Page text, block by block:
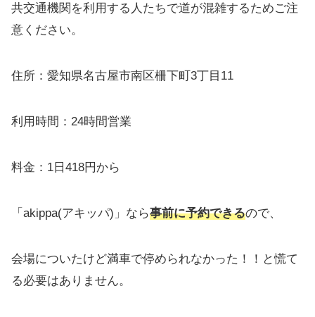
共交通機関を利用する人たちで道が混雑するためご注
意ください。
住所：愛知県名古屋市南区柵下町3丁目11
利用時間：24時間営業
料金：1日418円から
「akippa(アキッパ)」なら事前に予約できるので、
会場についたけど満車で停められなかった！！と慌て
る必要はありません。